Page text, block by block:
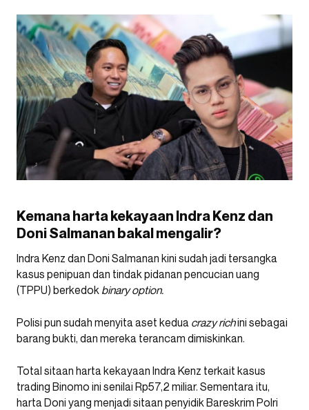
Kemana harta kekayaan Indra Kenz dan
Doni Salmanan bakal mengalir?
Indra Kenz dan Doni Salmanan kini sudah jadi tersangka
kasus penipuan dan tindak pidanan pencucian uang
(TPPU) berkedok binary option.
Polisi pun sudah menyita aset kedua crazy richini sebagai
barang bukti, dan mereka terancam dimiskinkan.
Total sitaan harta kekayaan Indra Kenz terkait kasus
trading Binomo ini senilai Rp57,2 miliar. Sementara itu,
harta Doni yang menjadi sitaan penyidik Bareskrim Polri